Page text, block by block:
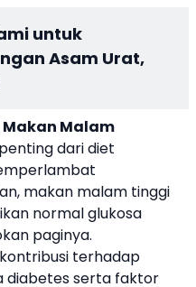
untuk
Asam Urat,
Makan Malam
dari diet
makan malam tinggi
normal glukosa
paginya.
terhadap
diabetes serta faktor